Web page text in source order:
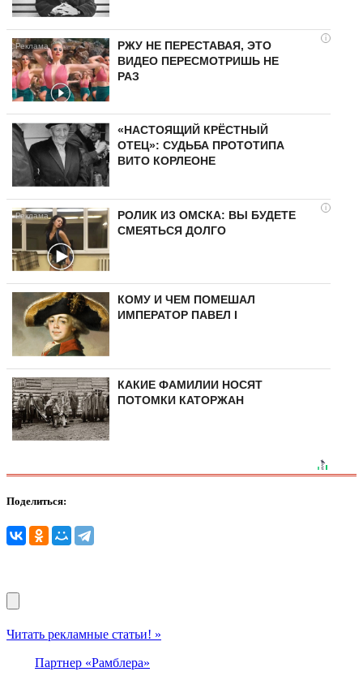
i
РЖУ НЕ ПЕРЕСТАВАЯ, ЭТО
ВИДЕО ПЕРЕСМОТРИШЬ НЕ
РАЗ
«НАСТОЯЩИЙ КРЁСТНЫЙ
ОТЕЦ»: СУДЬБА ПРОТОТИПА
ВИТО КОРЛЕОНЕ
i
РОЛИК ИЗ ОМСКА: ВЫ БУДЕТЕ
СМЕЯТЬСЯ ДОЛГО
КОМУ И ЧЕМ ПОМЕШАЛ
ИМПЕРАТОР ПАВЕЛ I
КАКИЕ ФАМИЛИИ НОСЯТ
ПОТОМКИ КАТОРЖАН
Поделиться:
Читать рекламные статьи! »
Партнер «Рамблера»